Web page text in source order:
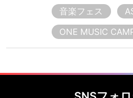
音楽フェス
ONE MUSIC